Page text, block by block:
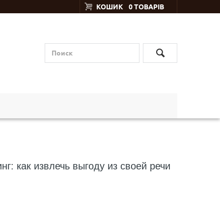
КОШИК 0 ТОВАРІВ
как извлечь выгоду из своей речи